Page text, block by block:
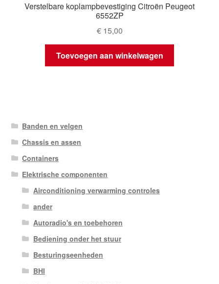
Verstelbare koplampbevestiging Citroën Peugeot
6552ZP
€15,00
Toevoegen aan winkelwagen
Banden en velgen
Chassis en assen
Containers
Elektrische componenten
Airconditioning verwarming controles
ander
Autoradio's en toebehoren
Bediening onder het stuur
Besturingseenheden
BHI